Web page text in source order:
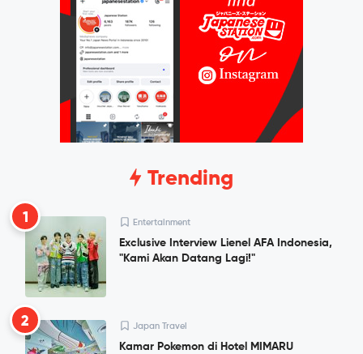
Trending
1 Entertainment
Exclusive Interview Lienel AFA Indonesia,
"Kami Akan Datang Lagi!"
2 Japan Travel
Kamar Pokemon di Hotel MIMARU